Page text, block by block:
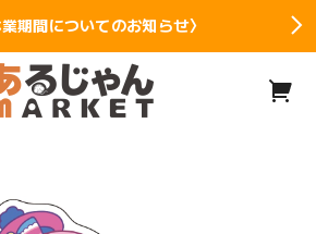
業期間についてのお知らせ〉